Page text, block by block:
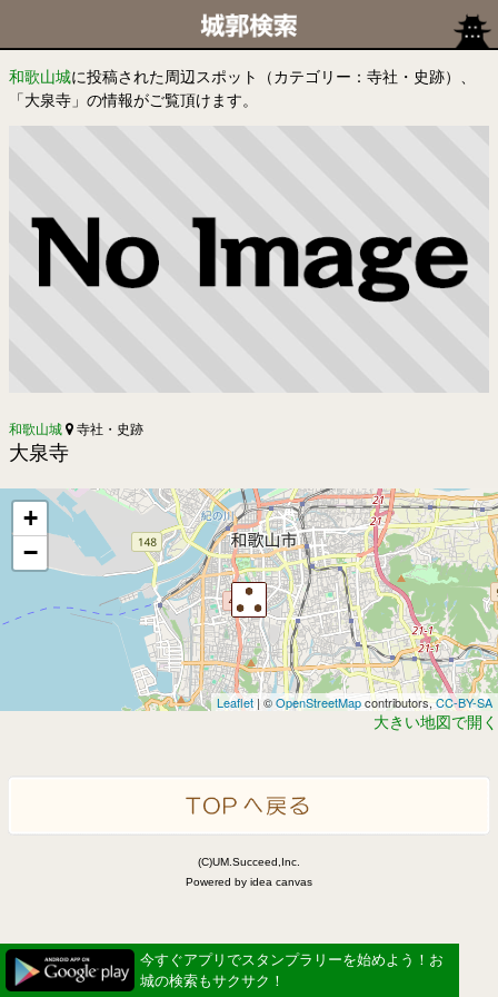
和歌山城に投稿された周辺スポット（カテゴリー：寺社・史跡）、
「大泉寺」の情報がご覧頂けます。
和歌山城 寺社・史跡
大泉寺
+
−
Leaflet | ©OpenStreetMapcontributors,CC-BY-SA
大きい地図で開く
(C)UM.Succeed,Inc.
Powered by idea canvas
今すぐアプリでスタンプラリーを始めよう！お
城の検索もサクサク！